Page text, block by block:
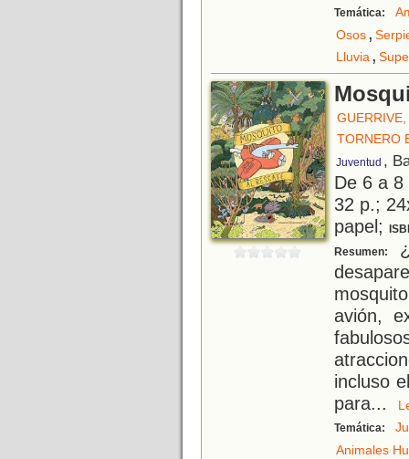
Temática:
Osos,
Lluvia,
TORNERO
Juventud ,
De 6 a
32 p.;
papel;
Resumen:
avión,
incluso
para...
Temática:
Animales